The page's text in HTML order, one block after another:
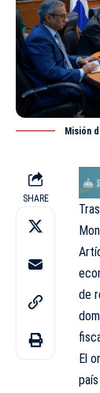
Misión
SHARE
de
El